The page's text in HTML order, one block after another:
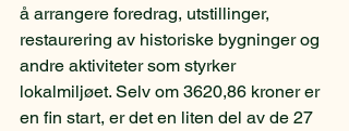
å arrangere foredrag, utstillinger,
restaurering av historiske bygninger og
andre aktiviteter som styrker
lokalmiljøet. Selv om 3620,86 kroner er
en fin start, er det en liten del av de 27